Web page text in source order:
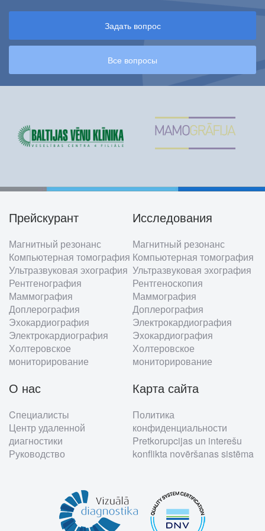
Задать вопрос
Все вопросы
Footer
menu
Прейскурант
Магнитный резонанс
Компьютерная томография
Ультразвуковая эхография
Рентгенография
Маммография
Доплерография
Эхокардиография
Электрокардиография
Холтеровское
мониторирование
Исследования
Магнитный резонанс
Компьютерная томография
Ультразвуковая эхография
Рентгеноскопия
Маммография
Доплерография
Электрокардиография
Эхокардиография
Холтеровское
мониторирование
О нас
Cпециалисты
Центр удаленной
диагностики
Руководство
Карта сайта
Политика
конфиденциальности
Pretkorupcijas un interešu
konflikta novēršanas sistēma